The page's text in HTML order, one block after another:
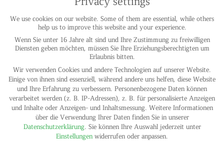
We use cookies on our website. Some of them are essential, while others
help us to improve this website and your experience.
Wenn Sie unter 16 Jahre alt sind und Ihre Zustimmung zu freiwilligen
Diensten geben möchten, müssen Sie Ihre Erziehungsberechtigten um
Erlaubnis bitten.
Wir verwenden Cookies und andere Technologien auf unserer Website.
Einige von ihnen sind essenziell, während andere uns helfen, diese Website
und Ihre Erfahrung zu verbessern. Personenbezogene Daten können
verarbeitet werden (z. B. IP-Adressen), z. B. für personalisierte Anzeigen
und Inhalte oder Anzeigen- und Inhaltsmessung. Weitere Informationen
über die Verwendung Ihrer Daten finden Sie in unserer
Datenschutzerklärung. Sie können Ihre Auswahl jederzeit unter
Einstellungen widerrufen oder anpassen.